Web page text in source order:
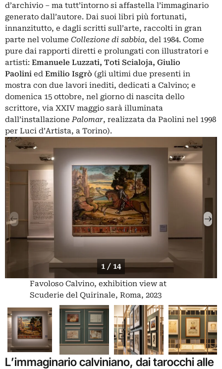
d’archivio – ma tutt’intorno si affastella l’immaginario
generato dall’autore. Dai suoi libri più fortunati,
innanzitutto, e dagli scritti sull’arte, raccolti in gran
parte nel volume Collezione di sabbia, del 1984. Come
pure dai rapporti diretti e prolungati con illustratori e
artisti: Emanuele Luzzati, Toti Scialoja, Giulio
Paolini ed Emilio Isgrò (gli ultimi due presenti in
mostra con due lavori inediti, dedicati a Calvino; e
domenica 15 ottobre, nel giorno di nascita dello
scrittore, via XXIV maggio sarà illuminata
dall’installazionePalomar, realizzata da Paolini nel 1998
per Luci d’Artista, a Torino).
1 / 14
Favoloso Calvino, exhibition view at
Scuderie del Quirinale, Roma, 2023
L’immaginario calviniano, dai tarocchi alle